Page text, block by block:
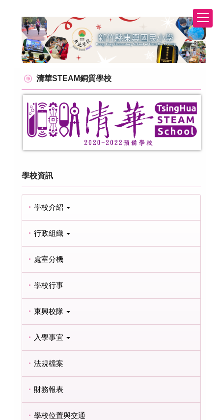
清華STEAM銅質學校
學校資訊
學校介紹
行政組織
處室分機
學校行事
東興校隊
入學事宜
法規檔案
財務報表
學校位置與交通